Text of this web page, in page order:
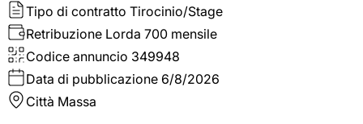
Tipo di contratto Tirocinio/Stage
Retribuzione Lorda 700 mensile
Codice annuncio 349948
Data di pubblicazione 6/8/2026
Città Massa